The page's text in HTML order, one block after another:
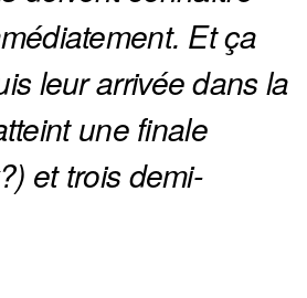
Et ça
leur arrivée dans la
une finale
et trois demi-